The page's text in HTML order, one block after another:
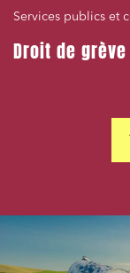
Services publics et
Droit de